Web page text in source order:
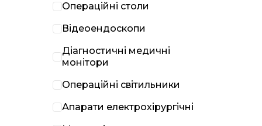
Операційні столи
Відеоендоскопи
Діагностичні медичні
монітори
Операційні світильники
Апарати електрохірургічні